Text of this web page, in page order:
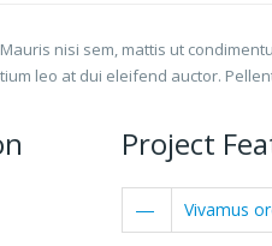
nisi sem, mattis ut
leo at dui eleifend auctor.
Project
Vivamus